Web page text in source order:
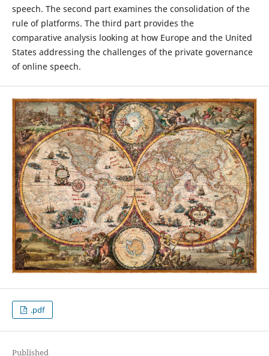
speech. The second part examines the consolidation of the
rule of platforms. The third part provides the
comparative analysis looking at how Europe and the United
States addressing the challenges of the private governance
of online speech.
.pdf
Published